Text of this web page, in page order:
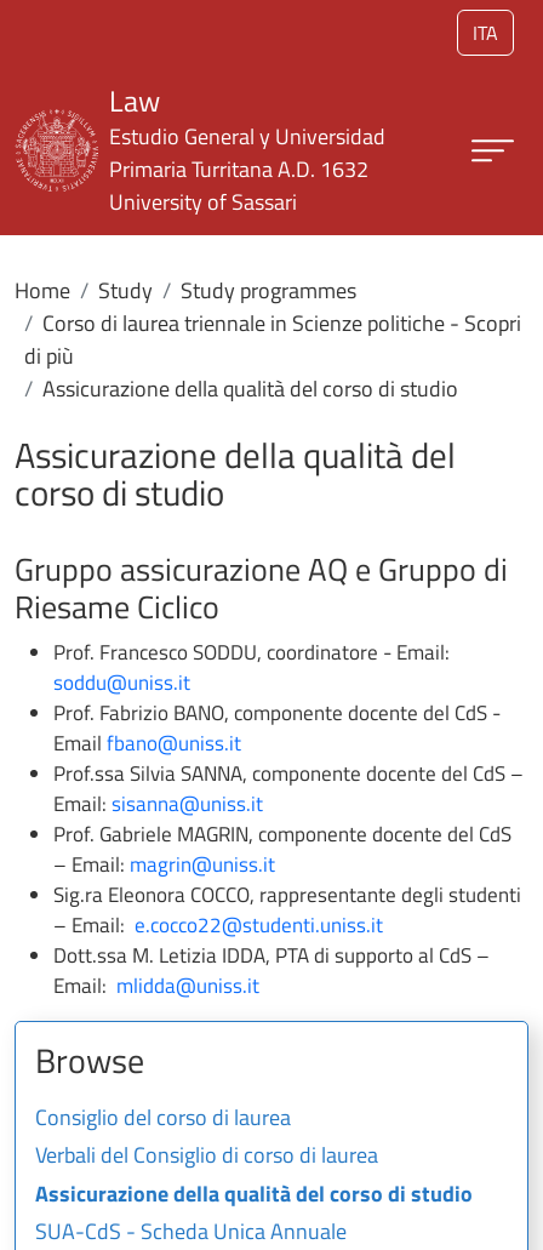
ITA
Law
Estudio General y Universidad
Primaria Turritana A.D. 1632
University of Sassari
Home Study
Study programmes
Corso di laurea triennale in Scienze politiche - Scopri
di più
Assicurazione della qualità del corso di studio
Assicurazione della qualità del
corso di studio
Gruppo assicurazione AQ e Gruppo di
Riesame Ciclico
Prof. Francesco SODDU, coordinatore - Email:
soddu@uniss.it
Prof. Fabrizio BANO, componente docente del CdS -
Emailfbano@uniss.it
Prof.ssa Silvia SANNA, componente docente del CdS –
Email:sisanna@uniss.it
Prof. Gabriele MAGRIN, componente docente del CdS
– Email: magrin@uniss.it
Sig.ra Eleonora COCCO, rappresentante degli studenti
– Email: e.cocco22@studenti.uniss.it
Dott.ssa M. Letizia IDDA, PTA di supporto al CdS –
Email: mlidda@uniss.it
Browse
Consiglio del corso di laurea
Verbali del Consiglio di corso di laurea
Assicurazione della qualità del corso di studio
SUA-CdS - Scheda Unica Annuale